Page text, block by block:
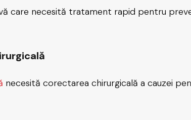
care necesită tratament rapid pentru
necesită corectarea chirurgicală a cauzei